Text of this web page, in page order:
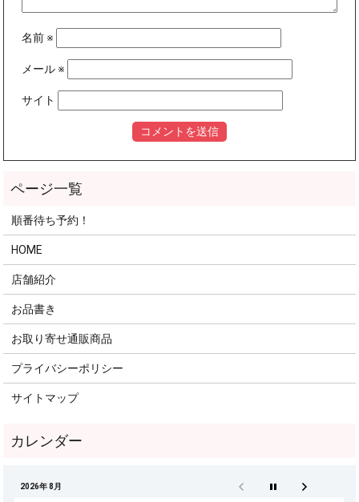
名前※
メール※
サイト
順番待ち予約！
HOME
店舗紹介
お品書き
お取り寄せ通販商品
プライバシーポリシー
サイトマップ
2026年 8月